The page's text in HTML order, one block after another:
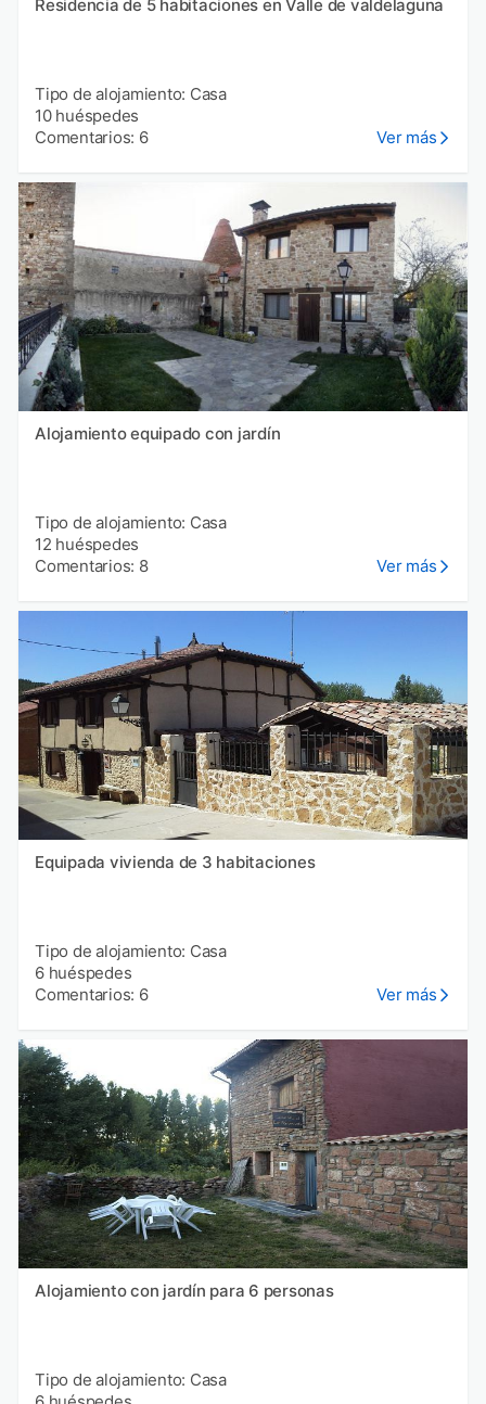
Residencia de 5 habitaciones en Valle de valdelaguna
Tipo de alojamiento: Casa
10 huéspedes
Comentarios: 6
Ver más
Alojamiento equipado con jardín
Tipo de alojamiento: Casa
12 huéspedes
Comentarios: 8
Ver más
Equipada vivienda de 3 habitaciones
Tipo de alojamiento: Casa
6 huéspedes
Comentarios: 6
Ver más
Alojamiento con jardín para 6 personas
Tipo de alojamiento: Casa